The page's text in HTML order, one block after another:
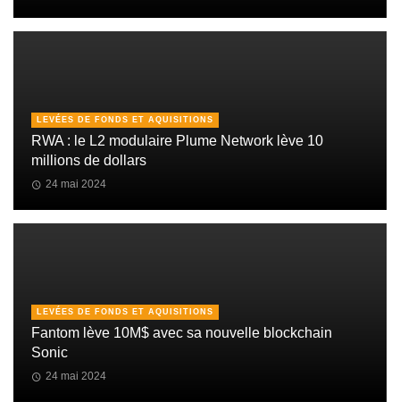
LEVÉES DE FONDS ET AQUISITIONS
RWA : le L2 modulaire Plume Network lève 10
millions de dollars
24 mai 2024
LEVÉES DE FONDS ET AQUISITIONS
Fantom lève 10M$ avec sa nouvelle blockchain
Sonic
24 mai 2024